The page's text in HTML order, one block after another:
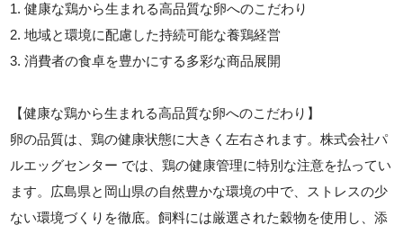
1. 健康な鶏から生まれる高品質な卵へのこだわり
2. 地域と環境に配慮した持続可能な養鶏経営
3. 消費者の食卓を豊かにする多彩な商品展開
【健康な鶏から生まれる高品質な卵へのこだわり】
卵の品質は、鶏の健康状態に大きく左右されます。株式会社パ
ルエッグセンター では、鶏の健康管理に特別な注意を払ってい
ます。広島県と岡山県の自然豊かな環境の中で、ストレスの少
ない環境づくりを徹底。飼料には厳選された穀物を使用し、添